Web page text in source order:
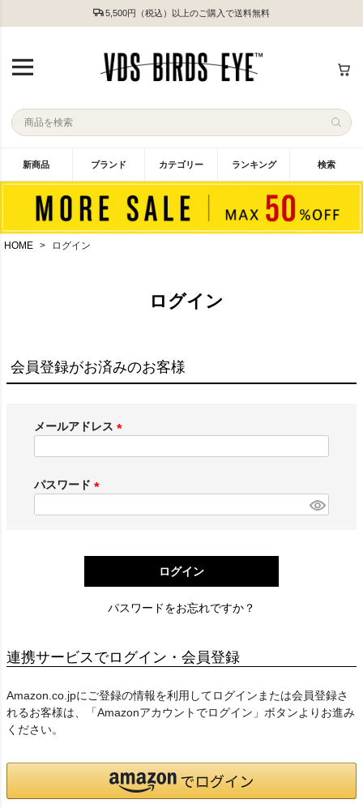
5,500円（税込）以上のご購入で送料無料
新商品 ブランド カテゴリー ランキング 検索
HOME ログイン
ログイン
会員登録がお済みのお客様
メールアドレス
)
パスワード
)
ログイン
パスワードをお忘れですか？
連携サービスでログイン・会員登録
Amazon.co.jpにご登録の情報を利用してログインまたは会員登録さ
れるお客様は、「Amazonアカウントでログイン」ボタンよりお進み
ください。